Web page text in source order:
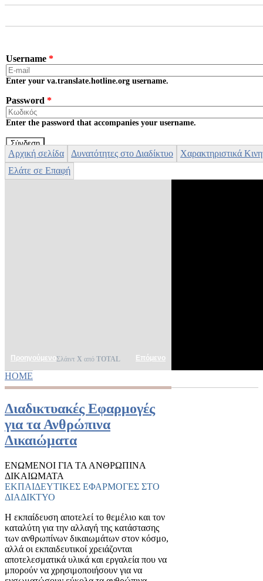
Username *
Enter your va.translate.hotline.org username.
Password *
Enter the password that accompanies your username.
Αρχική σελίδα Δυνατότητες στο Διαδίκτυο
Χαρακτηριστικά
Ελάτε σε Επαφή
Σλάιντ X από TOTAL
Προηγούμενο Επόμενο
YOU ARE HERE
HOME
Διαδικτυακές Εφαρμογές
για τα Ανθρώπινα
Δικαιώματα
ΕΝΩΜΕΝΟΙ ΓΙΑ ΤΑ ΑΝΘΡΩΠΙΝΑ
ΔΙΚΑΙΩΜΑΤΑ
ΕΚΠΑΙΔΕΥΤΙΚΕΣ ΕΦΑΡΜΟΓΕΣ ΣΤΟ
ΔΙΑΔΙΚΤΥΟ
Η εκπαίδευση αποτελεί το θεμέλιο και τον
καταλύτη για την αλλαγή της κατάστασης
των ανθρωπίνων δικαιωμάτων στον κόσμο,
αλλά οι εκπαιδευτικοί χρειάζονται
αποτελεσματικά υλικά και εργαλεία που να
μπορούν να χρησιμοποιήσουν για να